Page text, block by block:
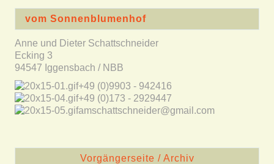
vom Sonnenblumenhof
Anne und Dieter Schattschneider
Ecking 3
94547 Iggensbach / NBB
+49 (0)9903 - 942416
+49 (0)173 - 2929447
amschattschneider@gmail.com
Vorgängerseite / Archiv